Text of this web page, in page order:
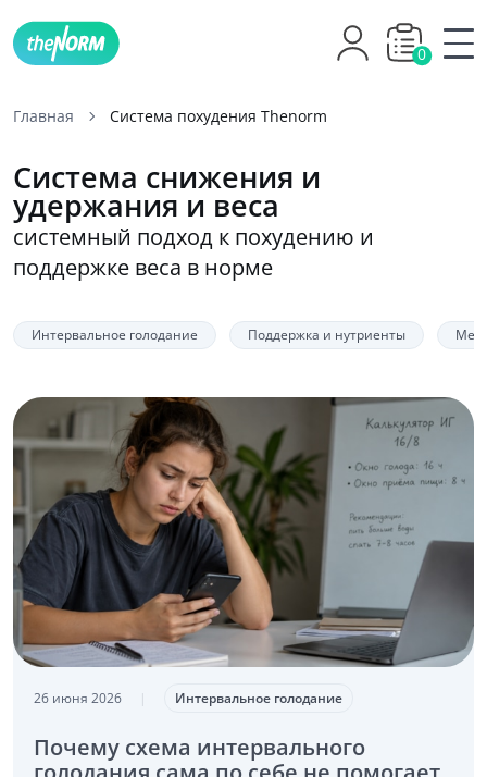
0
Главная Система похудения Thenorm
Система снижения и
удержания и веса
системный подход к похудению и
поддержке веса в норме
Интервальное голодание Поддержка и нутриенты
26 июня 2026 | Интервальное голодание
Почему схема интервального